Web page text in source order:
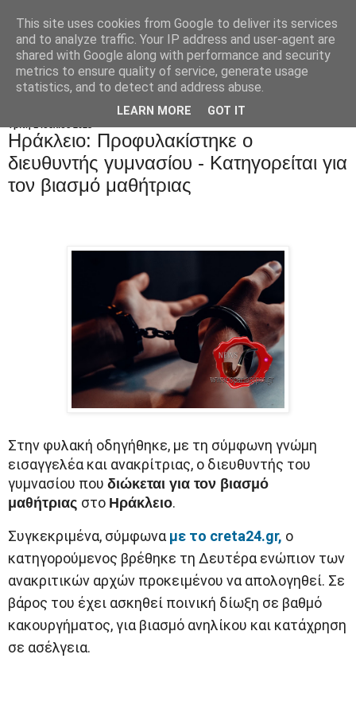
Ηράκλειο: Προφυλακίστηκε ο
διευθυντής γυμνασίου - Κατηγορείται για
τον βιασμό μαθήτριας
Στην φυλακή οδηγήθηκε, με τη σύμφωνη γνώμη
εισαγγελέα και ανακρίτριας, ο διευθυντής του
γυμνασίου που διώκεται για τον βιασμό
μαθήτριας στο Ηράκλειο.
Συγκεκριμένα, σύμφωνα με το creta24.gr, ο
κατηγορούμενος βρέθηκε τη Δευτέρα ενώπιον των
ανακριτικών αρχών προκειμένου να απολογηθεί. Σε
βάρος του έχει ασκηθεί ποινική δίωξη σε βαθμό
κακουργήματος, για βιασμό ανηλίκου και κατάχρηση
σε ασέλγεια.
This site uses cookies from Google to deliver its services
and to analyze traffic. Your IP address and user-agent are
shared with Google along with performance and security
metrics to ensure quality of service, generate usage
statistics, and to detect and address abuse.
LEARN MORE GOT IT